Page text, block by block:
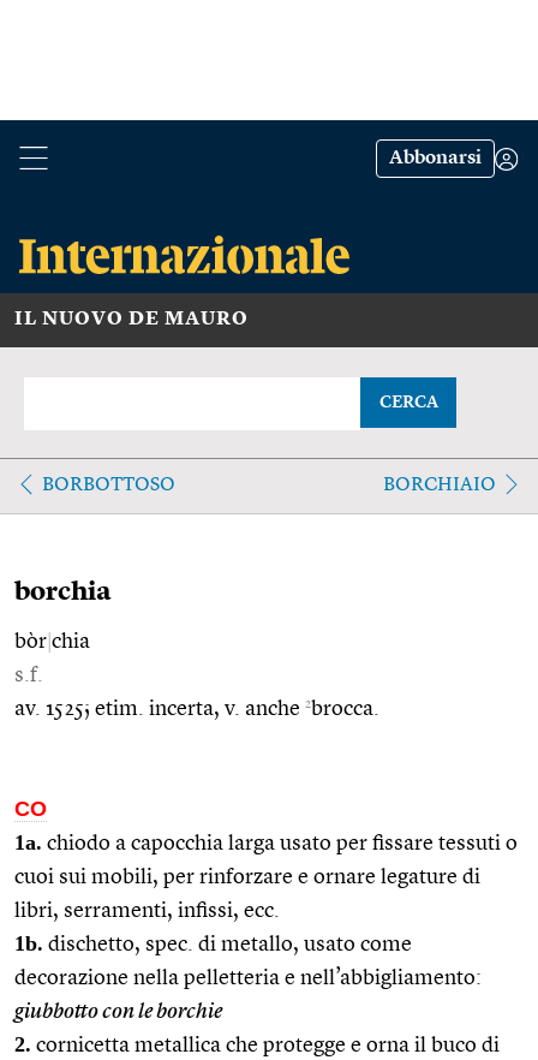
Abbonarsi
IL NUOVO DE MAURO
CERCA
BORBOTTOSO BORCHIAIO
borchia
bòr chia
s.f.
av. 1525; etim. incerta, v. anche 2brocca.
CO
1a. chiodo a capocchia larga usato per fissare tessuti o
cuoi sui mobili, per rinforzare e ornare legature di
libri, serramenti, infissi, ecc.
1b. dischetto, spec. di metallo, usato come
decorazione nella pelletteria e nell’abbigliamento:
giubbotto con le borchie
2. cornicetta metallica che protegge e orna il buco di